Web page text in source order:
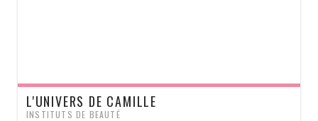
L'UNIVERS DE CAMILLE
INSTITUTS DE BEAUTÉ